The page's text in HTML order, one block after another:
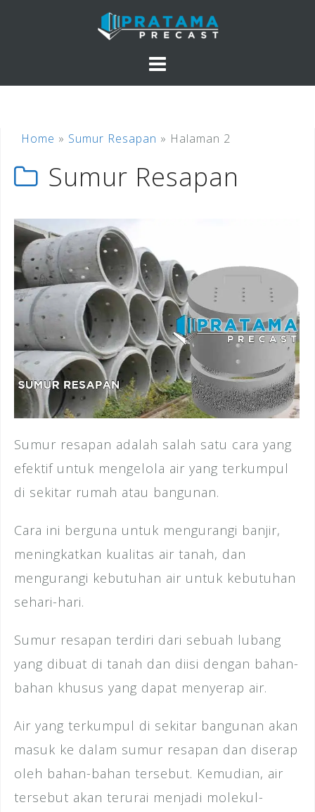
Home » Sumur Resapan » Halaman 2
Sumur Resapan
Sumur resapan adalah salah satu cara yang
efektif untuk mengelola air yang terkumpul
di sekitar rumah atau bangunan.
Cara ini berguna untuk mengurangi banjir,
meningkatkan kualitas air tanah, dan
mengurangi kebutuhan air untuk kebutuhan
sehari-hari.
Sumur resapan terdiri dari sebuah lubang
yang dibuat di tanah dan diisi dengan bahan-
bahan khusus yang dapat menyerap air.
Air yang terkumpul di sekitar bangunan akan
masuk ke dalam sumur resapan dan diserap
oleh bahan-bahan tersebut. Kemudian, air
tersebut akan terurai menjadi molekul-